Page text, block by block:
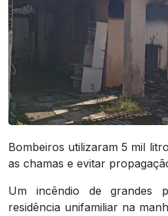
Bombeiros utilizaram 5 mil
as chamas e evitar
Um incêndio de grandes
residência unifamiliar na